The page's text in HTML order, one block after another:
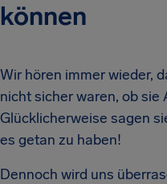
können
Wir hören immer wieder,
nicht sicher waren, ob
Glücklicherweise sagen
es getan zu haben!
Dennoch wird uns